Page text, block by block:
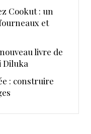
Cookut : un
et
livre de
Diluka
: construire